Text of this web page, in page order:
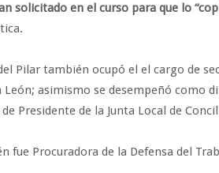
solicitado en el curso para que lo
Pilar también ocupó el el cargo de
León; asimismo se desempeñó como
Presidente de la Junta Local de
fue Procuradora de la Defensa del